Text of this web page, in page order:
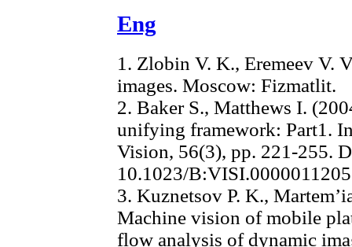
Eng
1. Zlobin V. K., Eremeev V.
images. Moscow: Fizmatlit.
2. Baker S., Matthews I.
unifying framework: Part1.
Vision, 56(3), pp. 221-255.
10.1023/
3. Kuznetsov P. K.,
Machine vision of mobile
flow analysis of dynamic